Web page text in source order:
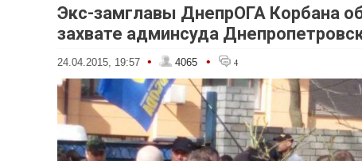
Экс-замглавы ДнепрОГА Корбана
захвате админсуда
24.04.2015, 19:57 • 4065 • 4